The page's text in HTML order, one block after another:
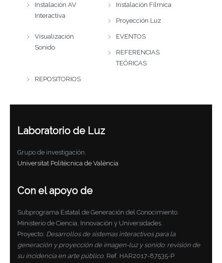
Instalación AV
Interactiva
Instalación Fílmica
Proyección Luz
Visualización
Sonido
EVENTOS
REFERENCIAS
TEÓRICAS
REPOSITORIOS
Laboratorio de Luz
Grupo de investigación.
Universitat Politècnica de València
Con el apoyo de
Subprograma Estatal de Generación del Conocimiento.
Ministerio de Ciencia, Innovación y Universidades.
Proyecto: Desarrollos de sistemas interactivos para la
generación y proyección de imagen-luz y sonido: revisión de
su incidencia en arte público . Ref. HAR2017-87535-P